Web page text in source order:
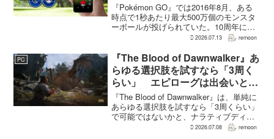
『Pokémon GO』では2016年8月、ある
時点で1秒あたり最大500万個のモンスタ
ーボールが投げられていた。10周年にあ
わせたVGCの取材で、初期チームの一員
を務めるEd Wu氏が、...
2026.07.13 remoon
PC
『The Blood of Dawnwalker』あ
らゆる選択肢を試すなら「3周く
らい」 エピローグは出会いと選
択で変化
『The Blood of Dawnwalker』は、単純に
あらゆる選択肢を試すなら「3周くらい」
で可能ではないかと、ナラティブディレ
クターのJakub Szamałek氏がファミ
2026.07.08 remoon